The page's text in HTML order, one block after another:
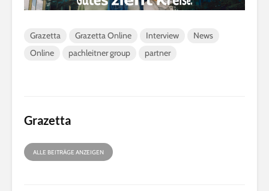
Grazetta Grazetta Online Interview
News
Online
pachleitner group partner
Grazetta
ALLE BEITRÄGE ANZEIGEN